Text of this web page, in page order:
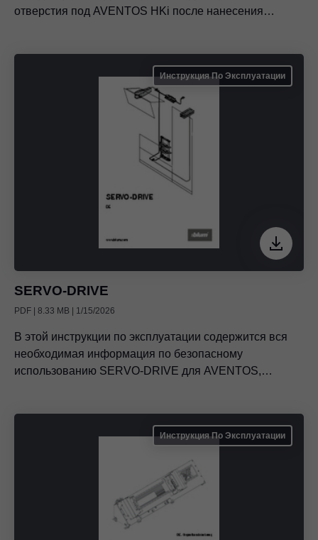
отверстия под AVENTOS HKi после нанесения
Инструкция По Эксплуатации
SERVO-DRIVE
PDF | 8.33 MB | 1/15/2026
В этой инструкции по эксплуатации содержится вся
необходимая информация по безопасному
использованию SERVO-DRIVE для AVENTOS,
Инструкция По Эксплуатации